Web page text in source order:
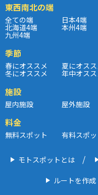
東西南北の端
全ての端 日本4端
北海道4端 本州4端
九州4端
季節
春にオススメ 夏にオスス
冬にオススメ 年中オスス
施設
屋内施設 屋外施設
料金
無料スポット 有料スポッ
モトスポットとは
ルートを作成